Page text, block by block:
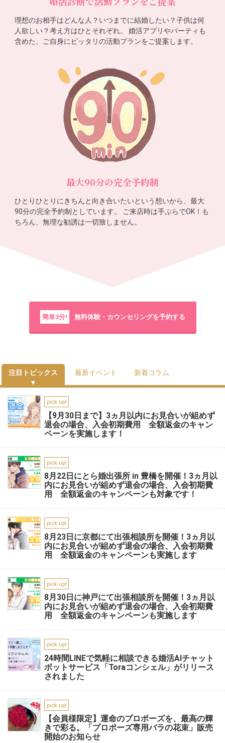
理想のお相手はどんな人？いつまでに結婚したい？子供は何
人欲しい？考え方はひとそれぞれ。 婚活アプリやパーティも
含めた、ご自身にピッタリの活動プランをご提案します。
最大90分の完全予約制
ひとりひとりにきちんと向き合いたいという想いから、最大
90分の完全予約制としています。 ご来店時は手ぶらでOK！も
ちろん、無理な勧誘は一切致しません。
簡単3分! 無料体験・カウンセリングを予約する
注目トピックス 最新イベント 新着コラム
pick up!
【9月30日まで】3ヵ月以内にお見合いが組めず
退会の場合、入会初期費用 全額返金のキャン
ペーンを実施します！
pick up!
8月22日にとら婚出張所 in 豊橋を開催！3ヵ月以
内にお見合いが組めず退会の場合、入会初期費
用 全額返金のキャンペーンも対象です！
pick up!
8月23日に京都にて出張相談所を開催！3ヵ月以
内にお見合いが組めず退会の場合、入会初期費
用 全額返金のキャンペーンも実施します
pick up!
8月30日に神戸にて出張相談所を開催！3ヵ月以
内にお見合いが組めず退会の場合、入会初期費
用 全額返金のキャンペーンも実施します
pick up!
24時間LINEで気軽に相談できる婚活AIチャット
ボットサービス「Toraコンシェル」がリリース
されました
pick up!
【会員様限定】運命のプロポーズを、最高の輝
きで彩る。「プロポーズ専用バラの花束」販売
開始のお知らせ